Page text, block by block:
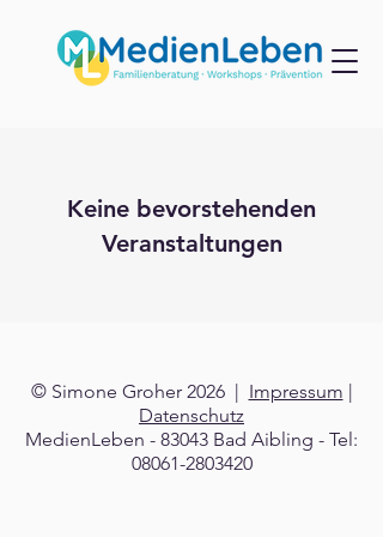
Keine bevorstehenden
Veranstaltungen
© Simone Groher 2026 | Impressum |
Datenschutz
MedienLeben - 83043 Bad Aibling - Tel:
08061-2803420